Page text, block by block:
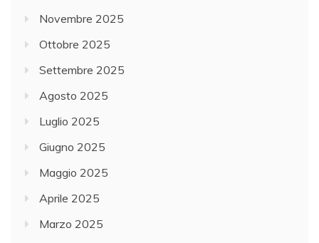
Novembre 2025
Ottobre 2025
Settembre 2025
Agosto 2025
Luglio 2025
Giugno 2025
Maggio 2025
Aprile 2025
Marzo 2025